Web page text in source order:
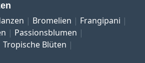
Bromelien
Frangipani
Passionsblumen
Tropische Blüten